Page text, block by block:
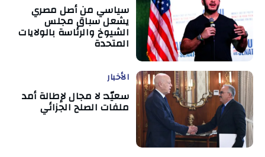
سياسي من أصل مصري
يشعل سباق مجلس
الشيوخ والرئاسة بالولايات
المتحدة
الأخبار
سعيّد: لا مجال لإطالة أمد
ملفات الصلح الجزائي